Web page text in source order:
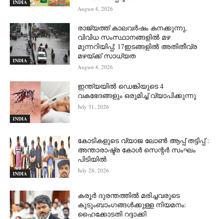
INDIA
August 4, 2026
INDIA
രാജ്യത്ത് കാലവർഷം കനക്കുന്നു,
വിവിധ സംസ്ഥാനങ്ങളിൽ മഴ
മുന്നറിയിപ്പ്; 17ഇടങ്ങളിൽ അതിതീവ്ര
മഴയ്ക്ക് സാധ്യത
August 4, 2026
INDIA
ഇന്ത്യയിൽ ഡെങ്കിയുടെ 4
വകഭേദങ്ങളും ഒരുമിച്ച് വ്യാപിക്കുന്നു
July 31, 2026
INDIA
കോടികളുടെ വ്യാജ ലോൺ ആപ്പ് തട്ടിപ്പ് :
അന്താരാഷ്ട്ര കോൾ സെന്റർ സംഘം
പിടിയില്‍
July 28, 2026
കരൂർ ദുരന്തത്തിൽ മരിച്ചവരുടെ
കുടുംബാംഗങ്ങൾക്കുള്ള നിയമനം:
ഹൈക്കോടതി റദ്ദാക്കി